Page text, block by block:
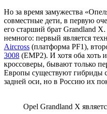
Но за время замужества
совместные дети, в первую
его старший брат Grandland
немного: первый является
Aircross (платформа PF1),
3008 (EMP2). И хотя оба
кроссоверы, бывают только
Европы существуют гибриды
задней оси, но в Россию их
Opel Grandland X